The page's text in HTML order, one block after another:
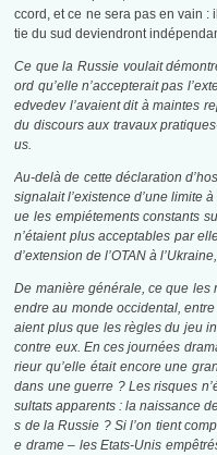
ccord, et ce ne sera pas en vain :
tie du sud deviendront
Ce que la Russie voulait
ord qu’elle n’accepterait pas
edvedev l’avaient dit à maintes
du discours aux travaux
us.
Au-delà de cette déclaration
signalait l’existence d’une limite
ue les empiétements constants
n’étaient plus acceptables par
d’extension de l’OTAN à
De manière générale, ce que les
endre au monde occidental, entre
aient plus que les règles du jeu
contre eux. En ces journées
rieur qu’elle était encore une
dans une guerre ? Les risques
sultats apparents : la naissance
s de la Russie ? Si l’on tient
e drame – les Etats-Unis